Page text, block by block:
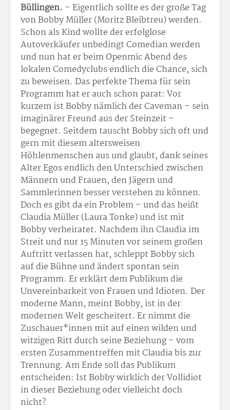
Büllingen. – Eigentlich sollte es der große Tag
von Bobby Müller (Moritz Bleibtreu) werden.
Schon als Kind wollte der erfolglose
Autoverkäufer unbedingt Comedian werden
und nun hat er beim Openmic Abend des
lokalen Comedyclubs endlich die Chance, sich
zu beweisen. Das perfekte Thema für sein
Programm hat er auch schon parat: Vor
kurzem ist Bobby nämlich der Caveman – sein
imaginärer Freund aus der Steinzeit –
begegnet. Seitdem tauscht Bobby sich oft und
gern mit diesem altersweisen
Höhlenmenschen aus und glaubt, dank seines
Alter Egos endlich den Unterschied zwischen
Männern und Frauen, den Jägern und
Sammlerinnen besser verstehen zu können.
Doch es gibt da ein Problem – und das heißt
Claudia Müller (Laura Tonke) und ist mit
Bobby verheiratet. Nachdem ihn Claudia im
Streit und nur 15 Minuten vor seinem großen
Auftritt verlassen hat, schleppt Bobby sich
auf die Bühne und ändert spontan sein
Programm. Er erklärt dem Publikum die
Unvereinbarkeit von Frauen und Idioten. Der
moderne Mann, meint Bobby, ist in der
modernen Welt gescheitert. Er nimmt die
Zuschauer*innen mit auf einen wilden und
witzigen Ritt durch seine Beziehung – vom
ersten Zusammentreffen mit Claudia bis zur
Trennung. Am Ende soll das Publikum
entscheiden: Ist Bobby wirklich der Vollidiot
in dieser Beziehung oder vielleicht doch
nicht?